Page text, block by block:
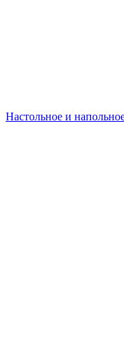
Настольное и